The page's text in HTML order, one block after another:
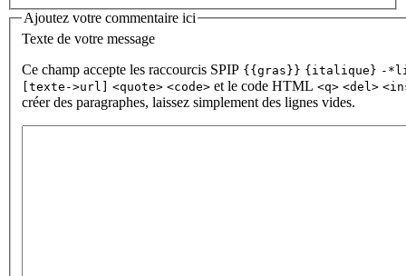
Ajoutez votre commentaire ici
Texte de votre message
Ce champ accepte les raccourcis SPIP {{gras}} {italique} -
[texte->url]
<quote> <code> et le code HTML <q> <del>
créer des paragraphes, laissez simplement des lignes vides.